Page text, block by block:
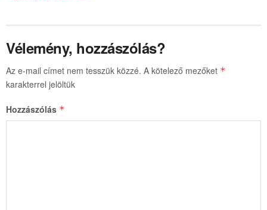
Vélemény, hozzászólás?
Az e-mail címet nem tesszük közzé. A kötelező mezőket *
karakterrel jelöltük
Hozzászólás *